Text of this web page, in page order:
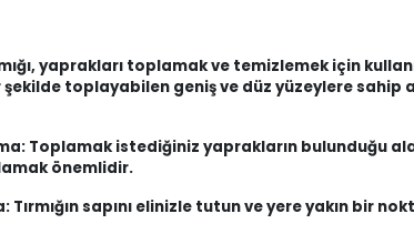
yaprakları toplamak ve temizlemek için
toplayabilen geniş ve düz yüzeylere sahip
Toplamak istediğiniz yaprakların bulunduğu
önemlidir.
Tırmığın sapını elinizle tutun ve yere yakın bir